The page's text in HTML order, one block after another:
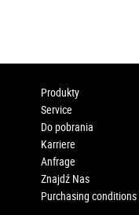
Produkty
Service
Do pobrania
Karriere
Anfrage
Znajdź Nas
Purchasing conditions